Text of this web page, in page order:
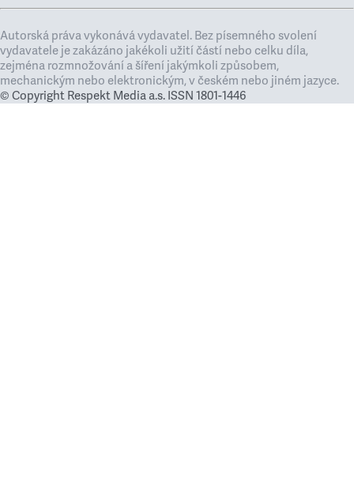
Autorská práva vykonává vydavatel. Bez písemného svolení
vydavatele je zakázáno jakékoli užití částí nebo celku díla,
zejména rozmnožování a šíření jakýmkoli způsobem,
mechanickým nebo elektronickým, v českém nebo jiném jazyce.
© Copyright Respekt Media a.s. ISSN 1801-1446